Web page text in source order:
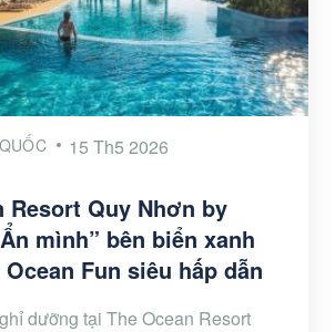
15 Th5 2026
Resort Quy Nhơn by
mình” bên biển xanh
Fun siêu hấp dẫn
dưỡng tại The Ocean Resort